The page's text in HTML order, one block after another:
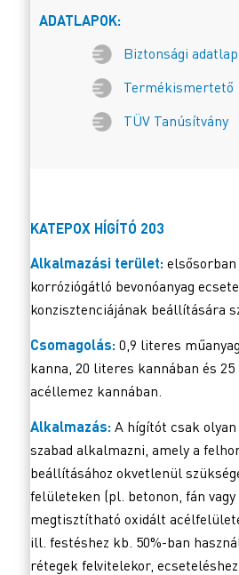
ADATLAPOK:
Biztonsági adatlap
Termékismertető
TÜV Tanúsítvány
KATEPOX HÍGÍTÓ 203
Alkalmazási terület: elsősorban
korróziógátló bevonóanyag
konzisztenciájának beállítására
Csomagolás: 0,9 literes
kanna, 20 literes kannában és
acéllemez kannában.
Alkalmazás: A hígítót csak
szabad alkalmazni, amely a
beállításához okvetlenül
felületeken (pl. betonon, fán
megtisztítható oxidált
ill. festéshez kb. 50%-ban
rétegek felvitelekor,